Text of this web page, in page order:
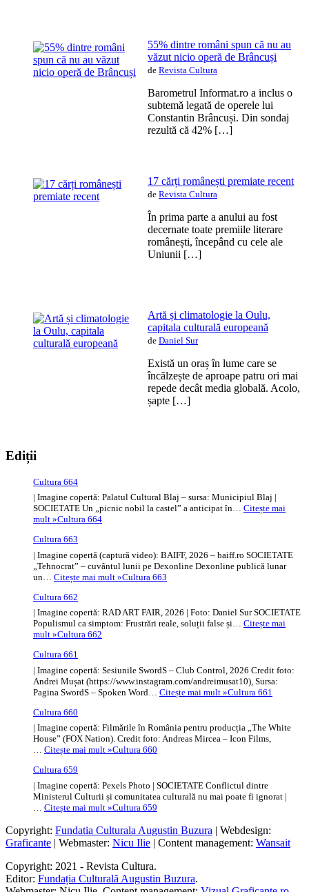
55% dintre români spun că nu au
văzut nicio operă de Brâncuși
de Revista Cultura
Barometrul Informat.ro a inclus o
subtemă legată de operele lui
Constantin Brâncuși. Din sondaj
rezultă că 42% […]
17 cărți românești premiate recent
de Revista Cultura
În prima parte a anului au fost
decernate toate premiile literare
românești, începând cu cele ale
Uniunii […]
Artă și climatologie la Oulu,
capitala culturală europeană
de Daniel Sur
Există un oraș în lume care se
încălzește de aproape patru ori mai
repede decât media globală. Acolo,
șapte […]
Ediții
Cultura 664
| Imagine copertă: Palatul Cultural Blaj – sursa: Municipiul Blaj |
SOCIETATE Un „picnic nobil la castel” a anticipat în… Citește mai
mult »Cultura 664
Cultura 663
| Imagine copertă (captură video): BAIFF, 2026 – baiff.ro SOCIETATE
„Tehnocrat” – cuvântul lunii pe Dexonline Dexonline publică lunar
un… Citește mai mult »Cultura 663
Cultura 662
| Imagine copertă: RAD ART FAIR, 2026 | Foto: Daniel Sur SOCIETATE
Populismul ca simptom: Frustrări reale, soluții false și… Citește mai
mult »Cultura 662
Cultura 661
| Imagine copertă: Sesiunile SwordS – Club Control, 2026 Credit foto:
Andrei Mușat (https://www.instagram.com/andreimusat10), Sursa:
Pagina SwordS – Spoken Word… Citește mai mult »Cultura 661
Cultura 660
| Imagine copertă: Filmările în România pentru producția „The White
House” (FOX Nation). Credit foto: Andreas Mircea – Icon Films,
… Citește mai mult »Cultura 660
Cultura 659
| Imagine copertă: Pexels Photo | SOCIETATE Conflictul dintre
Ministerul Culturii și comunitatea culturală nu mai poate fi ignorat |
Citește mai mult »Cultura 659
Copyright: Fundatia Culturala Augustin Buzura | Webdesign:
Graficante | Webmaster: Nicu Ilie | Content management: Wansait
Copyright: 2021 - Revista Cultura.
Editor: Fundația Culturală Augustin Buzura.